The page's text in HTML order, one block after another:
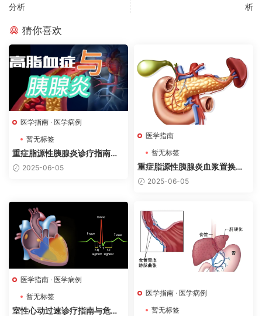
分析
析
猜你喜欢
医学指南 · 医学病例
暂无标签
重症脂源性胰腺炎诊疗指南与
抢救病例分析
2025-06-05
医学指南
暂无标签
重症脂源性胰腺炎血浆置换指
征指南（2025）
2025-06-05
医学指南 · 医学病例
暂无标签
室性心动过速诊疗指南与危重
医学指南 · 医学病例
暂无标签